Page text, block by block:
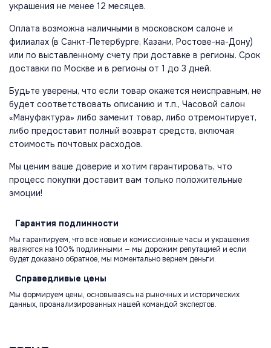
украшения не менее 12 месяцев.
Оплата возможна наличными в московском салоне и
филиалах (в Санкт-Петербурге, Казани, Ростове-на-Дону)
или по выставленному счету при доставке в регионы. Срок
доставки по Москве и в регионы от 1 до 3 дней.
Будьте уверены, что если товар окажется неисправным, не
будет соответствовать описанию и т.п., Часовой салон
«Мануфактура» либо заменит товар, либо отремонтирует,
либо предоставит полный возврат средств, включая
стоимость почтовых расходов.
Мы ценим ваше доверие и хотим гарантировать, что
процесс покупки доставит вам только положительные
эмоции!
Гарантия подлинности
Мы гарантируем, что все новые и комиссионные часы и украшения
являются на 100% подлинными — мы дорожим репутацией и если
будет доказано обратное, мы моментально вернем деньги.
Справедливые цены
Мы формируем цены, основываясь на рыночных и исторических
данных, проанализированных нашей командой экспертов.